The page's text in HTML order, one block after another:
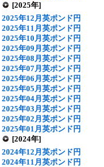
[2025年]
2025年12月英ポンド円
2025年11月英ポンド円
2025年10月英ポンド円
2025年09月英ポンド円
2025年08月英ポンド円
2025年07月英ポンド円
2025年06月英ポンド円
2025年05月英ポンド円
2025年04月英ポンド円
2025年03月英ポンド円
2025年02月英ポンド円
2025年01月英ポンド円
[2024年]
2024年12月英ポンド円
2024年11月英ポンド円